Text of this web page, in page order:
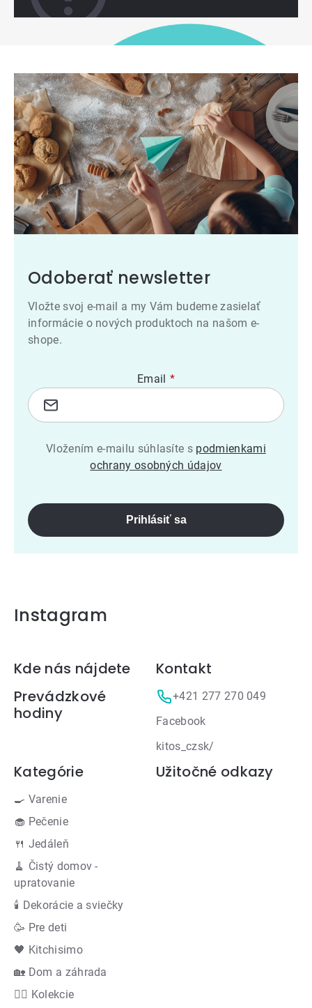
Odoberať newsletter
Vložte svoj e-mail a my Vám budeme zasielať
informácie o nových produktoch na našom e-
shope.
Email
Vložením e-mailu súhlasíte s podmienkami
ochrany osobných údajov
Prihlásiť sa
Instagram
Zápätie
Kde nás nájdete
Prevádzkové
hodiny
Kontakt
+421 277 270 049
Facebook
kitos_czsk/
Kategórie
🍳 Varenie
🧁 Pečenie
🍴 Jedáleň
🧹 Čistý domov -
upratovanie
🕯 Dekorácie a sviečky
🥳 Pre deti
🖤 Kitchisimo
🏡 Dom a záhrada
👍🏻 Kolekcie
Užitočné odkazy